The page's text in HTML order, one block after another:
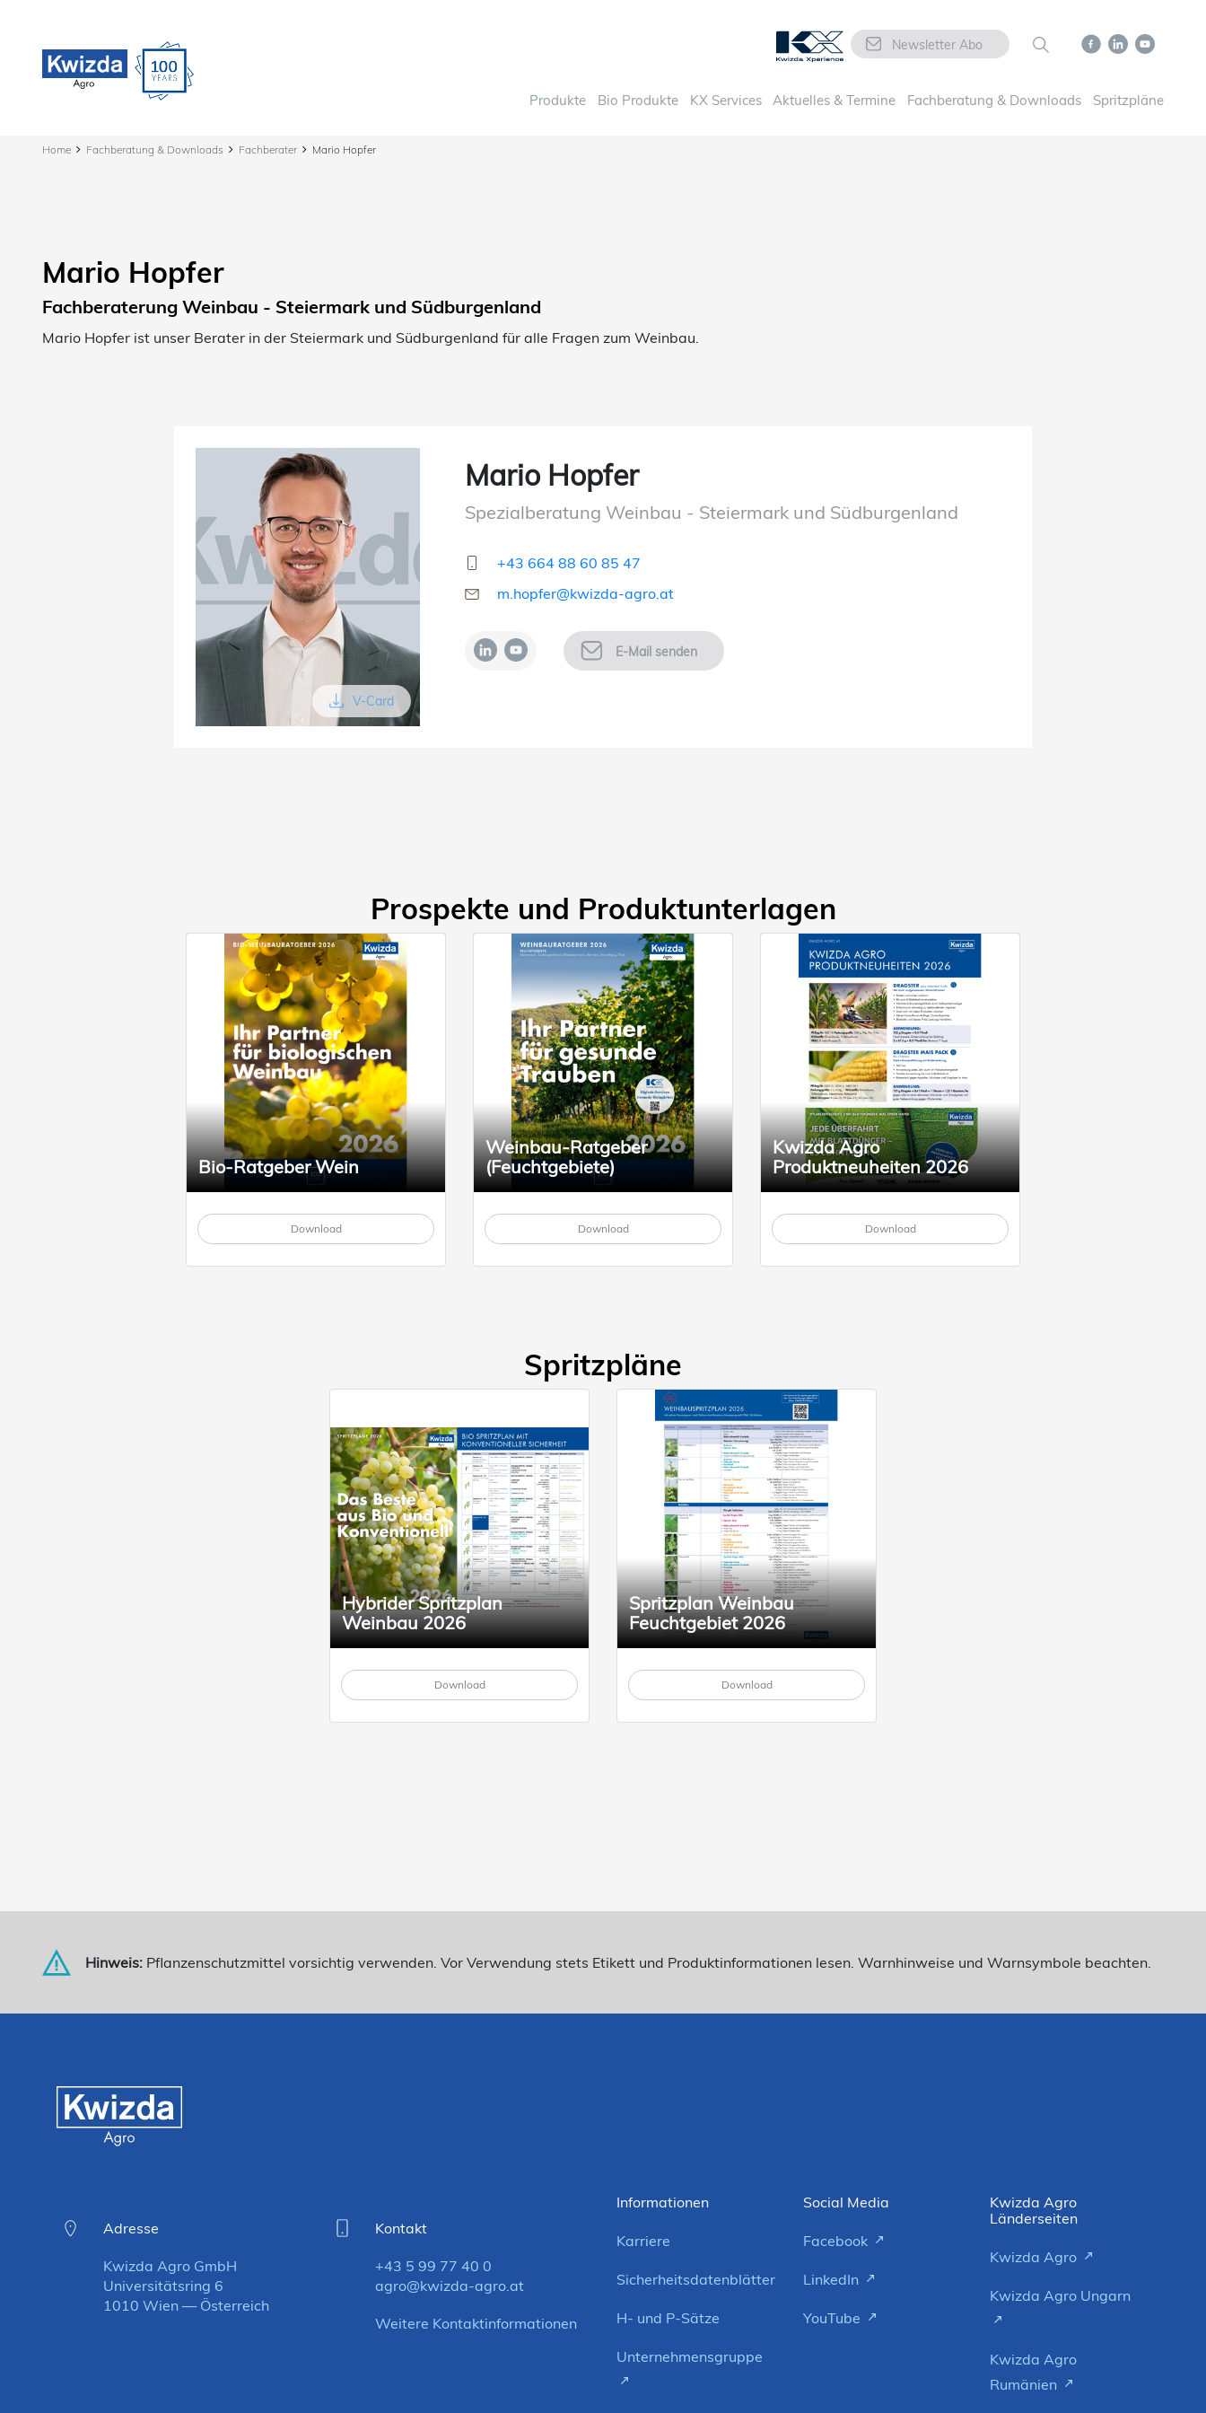
Newsletter Abo
Produkte Bio Produkte KX Services Aktuelles & Termine Fachberatung & Downloads Spritzpläne
Home Fachberatung & Downloads Fachberater Mario Hopfer
Mario Hopfer
Fachberaterung Weinbau - Steiermark und Südburgenland
Mario Hopfer ist unser Berater in der Steiermark und Südburgenland für alle Fragen zum Weinbau.
V-Card
Mario Hopfer
Spezialberatung Weinbau - Steiermark und Südburgenland
+43 664 88 60 85 47
m.hopfer@kwizda-agro.at
E-Mail senden
Prospekte und Produktunterlagen
Bio-Ratgeber Wein
Download
Weinbau-Ratgeber
(Feuchtgebiete)
Download
Kwizda Agro
Produktneuheiten 2026
Download
Spritzpläne
Hybrider Spritzplan
Weinbau 2026
Download
Spritzplan Weinbau
Feuchtgebiet 2026
Download
Hinweis: Pflanzenschutzmittel vorsichtig verwenden. Vor Verwendung stets Etikett und Produktinformationen lesen. Warnhinweise und Warnsymbole beachten.
Adresse
Kwizda Agro GmbH
Universitätsring 6
1010 Wien — Österreich
Kontakt
+43 5 99 77 40 0
agro@kwizda-agro.at
Weitere Kontaktinformationen
Informationen
Karriere
Sicherheitsdatenblätter
H- und P-Sätze
Unternehmensgruppe
Social Media
Facebook
LinkedIn
YouTube
Kwizda Agro
Länderseiten
Kwizda Agro
Kwizda Agro Ungarn
Kwizda Agro
Rumänien